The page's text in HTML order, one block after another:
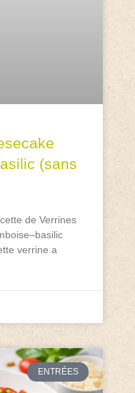
(sans
de Verrines
verrine a
ENTRÉES